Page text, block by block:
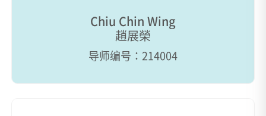
Chiu Chin Wing
趙展榮
导师编号：214004